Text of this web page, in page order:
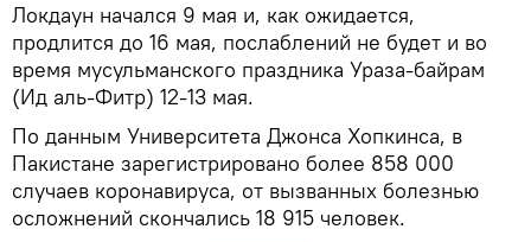
Локдаун начался 9 мая и, как ожидается,
продлится до 16 мая, послаблений не будет и во
время мусульманского праздника Ураза-байрам
(Ид аль-Фитр) 12-13 мая.
По данным Университета Джонса Хопкинса, в
Пакистане зарегистрировано более 858 000
случаев коронавируса, от вызванных болезнью
осложнений скончались 18 915 человек.